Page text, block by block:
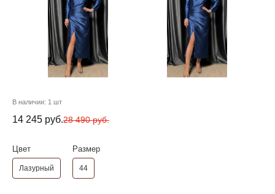
В наличии: 1 шт
14 245 руб.28 490 руб.
Цвет
Лазурный
Размер
44